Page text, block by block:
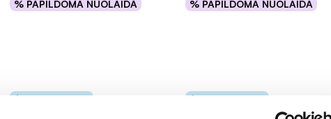
% PAPILDOMA NUOLAIDA
Į krepšelį
% PAPILDOMA NUOLAIDA
Į krepšelį
Tik internete Tik internete